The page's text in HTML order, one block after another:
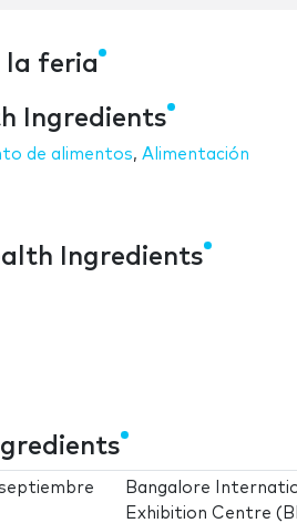
la feria
Ingredients
de alimentos, Alimentación
Ingredients
Bangalore
Exhibition Centre